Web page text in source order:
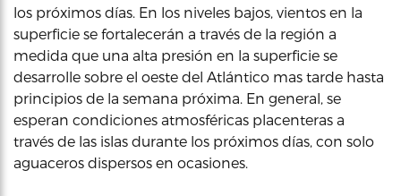
los próximos días. En los niveles bajos, vientos en la
superficie se fortalecerán a través de la región a
medida que una alta presión en la superficie se
desarrolle sobre el oeste del Atlántico mas tarde hasta
principios de la semana próxima. En general, se
esperan condiciones atmosféricas placenteras a
través de las islas durante los próximos días, con solo
aguaceros dispersos en ocasiones.